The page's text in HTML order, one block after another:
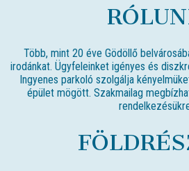
Több, mint 20 éve Gödöllő
irodánkat. Ügyfeleinket igényes és
Ingyenes parkoló szolgálja
épület mögött. Szakmailag